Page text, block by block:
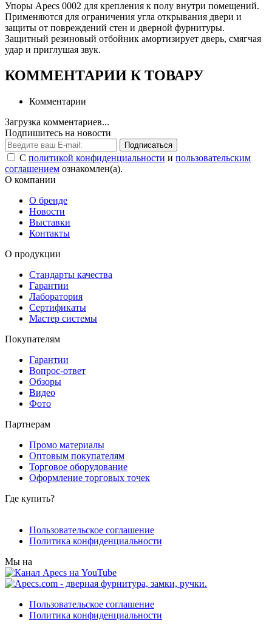
Упоры Apecs 0002 для крепления к полу внутри помещений.
Применяются для ограничения угла открывания двери и
защиты от повреждений стен и дверной фурнитуры.
Защитный резиновый отбойник амортизирует дверь, смягчая
удар и приглушая звук.
КОММЕНТАРИИ К ТОВАРУ
Комментарии
Загрузка комментариев...
Подпишитесь на новости
Подписаться
С политикой конфиденциальности и пользовательским
соглашением ознакомлен(а).
О компании
О бренде
Новости
Выставки
Контакты
О продукции
Стандарты качества
Гарантии
Лаборатория
Сертификаты
Мастер системы
Покупателям
Гарантии
Вопрос-ответ
Обзоры
Видео
Фото
Партнерам
Промо материалы
Оптовым покупателям
Торговое оборудование
Оформление торговых точек
Где купить?
Пользовательское соглашение
Политика конфиденциальности
Мы на
Пользовательское соглашение
Политика конфиденциальности